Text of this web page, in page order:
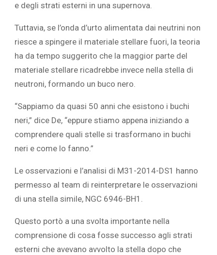
e degli strati esterni in una supernova.
Tuttavia, se l’onda d’urto alimentata dai neutrini non
riesce a spingere il materiale stellare fuori, la teoria
ha da tempo suggerito che la maggior parte del
materiale stellare ricadrebbe invece nella stella di
neutroni, formando un buco nero.
“Sappiamo da quasi 50 anni che esistono i buchi
neri,” dice De, “eppure stiamo appena iniziando a
comprendere quali stelle si trasformano in buchi
neri e come lo fanno.”
Le osservazioni e l’analisi di M31-2014-DS1 hanno
permesso al team di reinterpretare le osservazioni
di una stella simile, NGC 6946-BH1.
Questo portò a una svolta importante nella
comprensione di cosa fosse successo agli strati
esterni che avevano avvolto la stella dopo che